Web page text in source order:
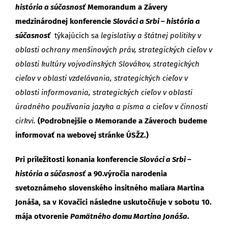
história a súčasnosťMemorandum a Závery
medzinárodnej konferencie Slováci a Srbi – história a
súčasnosťtýkajúcich sa legislatívy a štátnej politiky v
oblasti ochrany menšinových práv, strategických cieľov v
oblasti kultúry vojvodinských Slovákov, strategických
cieľov v oblasti vzdelávania, strategických cieľov v
oblasti informovania, strategických cieľov v oblasti
úradného používania jazyka a písma a cieľov v činnosti
cirkvi. (Podrobnejšie o Memorande a Záveroch budeme
informovať na webovej stránke ÚSŽZ.)
Pri príležitosti konania konferencieSlováci a Srbi –
história a súčasnosťa 90.výročia narodenia
svetoznámeho slovenského insitného maliara Martina
Jonáša, sa v Kovačici následne uskutočňuje v sobotu 10.
mája otvorenie Pamätného domu Martina Jonáša.